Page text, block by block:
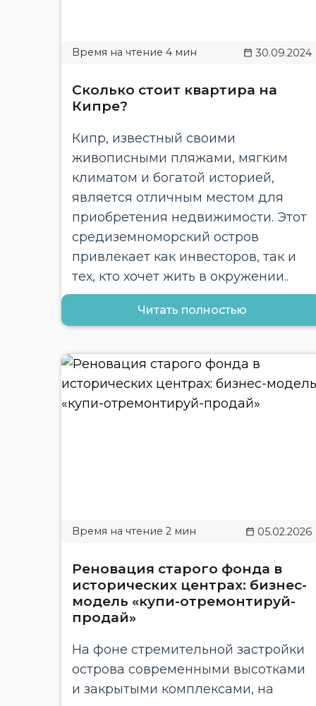
30.09.2024
Сколько стоит квартира на
Кипре?
Кипр, известный своими
живописными пляжами, мягким
климатом и богатой историей,
является отличным местом для
приобретения недвижимости. Этот
средиземноморский остров
привлекает как инвесторов, так и
тех, кто хочет жить в окружении..
Читать полностью
05.02.2026
Реновация старого фонда в
исторических центрах: бизнес-
модель «купи-отремонтируй-
продай»
На фоне стремительной застройки
острова современными высотками
и закрытыми комплексами, на